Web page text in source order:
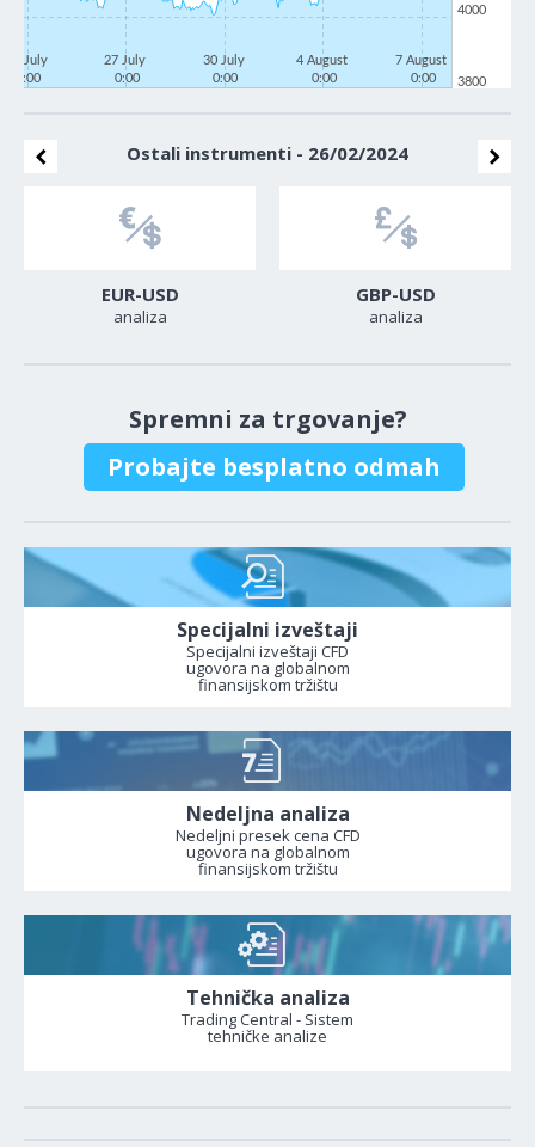
22 July
0:00
27 July
0:00
30 July
0:00
4 August
0:00
7 August
0:00
3800
4000
Ostali instrumenti - 26/02/2024
EUR-USD
analiza
GBP-USD
analiza
Spremni za trgovanje?
Probajte besplatno odmah
Specijalni izveštaji
Specijalni izveštaji CFD
ugovora na globalnom
finansijskom tržištu
Nedeljna analiza
Nedeljni presek cena CFD
ugovora na globalnom
finansijskom tržištu
Tehnička analiza
Trading Central - Sistem
tehničke analize